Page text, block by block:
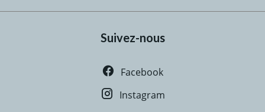
Suivez-nous
Facebook
Instagram